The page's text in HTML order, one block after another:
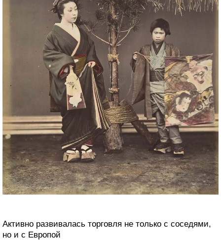
Активно развивалась торговля не только с соседями,
но и с Европой